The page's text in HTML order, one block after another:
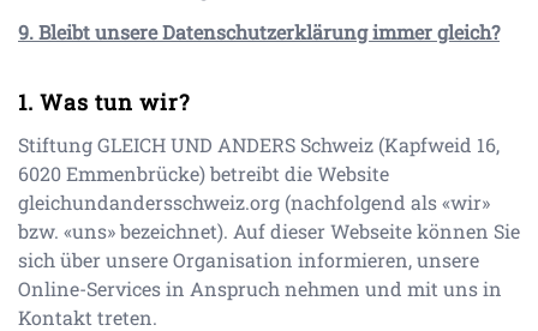
9. Bleibt unsere Datenschutzerklärung immer gleich?
Was tun wir?
Stiftung GLEICH UND ANDERS Schweiz (Kapfweid 16,
6020Emmenbrücke) betreibt die Website
gleichundandersschweiz.org (nachfolgend als «wir»
bzw. «uns» bezeichnet). Auf dieser Webseite können Sie
sich über unsere Organisation informieren, unsere
Online-Services in Anspruch nehmen und mit uns in
Kontakt treten.